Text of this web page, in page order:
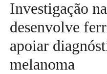
Investigação
desenvolve
apoiar
melanoma